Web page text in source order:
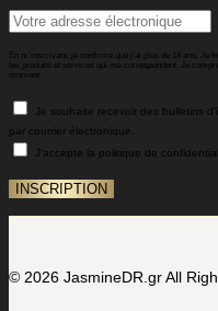
En m'inscrivant, je confirme que j'ai plus de 18 ans. Je
les produits et services qui me correspondent. Je
moment.
Je souhaite recevoir des bulletins
par courrier électronique.
J'accepte la politique de
© 2026 JasmineDR.gr All